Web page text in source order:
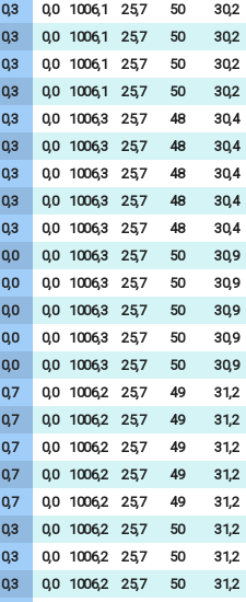
0,3 0,0 1006,1 25,7 50
30,2
0,3 0,0 1006,1 25,7 50
30,2
0,3 0,0 1006,1 25,7 50
30,2
0,3 0,0 1006,1 25,7 50
30,2
0,3 0,0 1006,3 25,7 48
30,4
0,3 0,0 1006,3 25,7 48
30,4
0,3 0,0 1006,3 25,7 48
30,4
0,3 0,0 1006,3 25,7 48
30,4
0,3 0,0 1006,3 25,7 48
30,4
0,0 0,0 1006,3 25,7 50
30,9
0,0 0,0 1006,3 25,7 50
30,9
0,0 0,0 1006,3 25,7 50
30,9
0,0 0,0 1006,3 25,7 50
30,9
0,0 0,0 1006,3 25,7 50
30,9
0,7 0,0 1006,2 25,7 49
31,2
0,7 0,0 1006,2 25,7 49
31,2
0,7 0,0 1006,2 25,7 49
31,2
0,7 0,0 1006,2 25,7 49
31,2
0,7 0,0 1006,2 25,7 49
31,2
0,3 0,0 1006,2 25,7 50
31,2
0,3 0,0 1006,2 25,7 50
31,2
0,3 0,0 1006,2 25,7 50
31,2